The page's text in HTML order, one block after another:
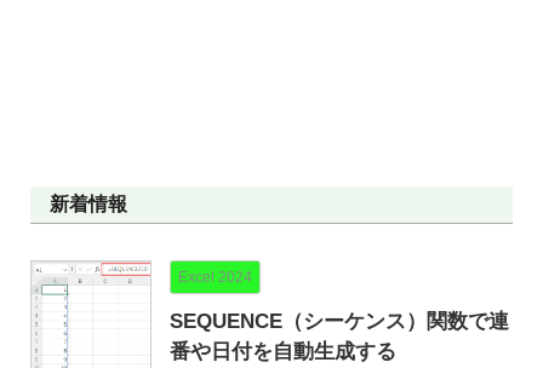
新着情報
Excel 2024
SEQUENCE（シーケンス）関数で連
番や日付を自動生成する